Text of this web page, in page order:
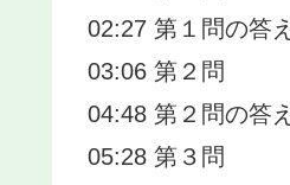
02:27 第１問の答え
03:06 第２問
04:48 第２問の答え
05:28 第３問